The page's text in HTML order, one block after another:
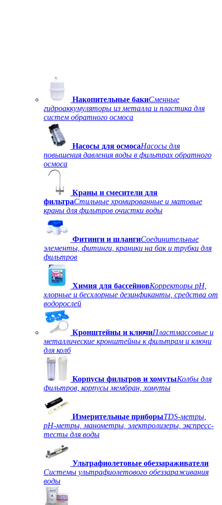
Накопительные бакиСменные
гидроаккумуляторы из металла и пластика для
систем обратного осмоса
Насосы для осмосаНасосы для
повышения давления воды в фильтрах обратного
осмоса
Краны и смесители для
фильтраСтильные хромированные и матовые
краны для фильтров очистки воды
Фитинги и шлангиСоединительные
элементы, фитинги, краники на бак и трубки для
фильтров
Химия для бассейновКорректоры рН,
хлорные и бесхлорные дезинфиканты, средства от
водорослей
Кронштейны и ключиПластмассовые и
металлические кронштейны к фильтрам и ключи
для колб
Корпусы фильтров и хомутыКолбы для
фильтров, корпусы мембран, хомуты
Измерительные приборыTDS-метры,
рН-метры, манометры, электролизеры, экспресс-
тесты для воды
Ультрафиолетовые обеззараживатели
Системы ультрафиолетового обеззараживания
воды